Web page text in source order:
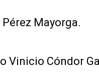
Mayorga.
Vinicio Cóndor